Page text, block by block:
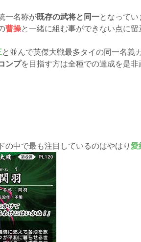
一名称が既存の武将と同一となって
曹操と一緒に組む事ができない点に留
と並んで英傑大戦最多タイの同一名義
ンプを目指す方は全種での達成を是
中で最も注目しているのはやはり 愛